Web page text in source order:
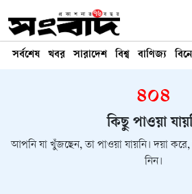
সর্বশেষ খবর সারাদেশ বিশ্ব বাণিজ্য
৪০৪
কিছু পাওয়া
আপনি যা খুঁজছেন, তা পাওয়া যায়নি। দয়া করে,
নিন।